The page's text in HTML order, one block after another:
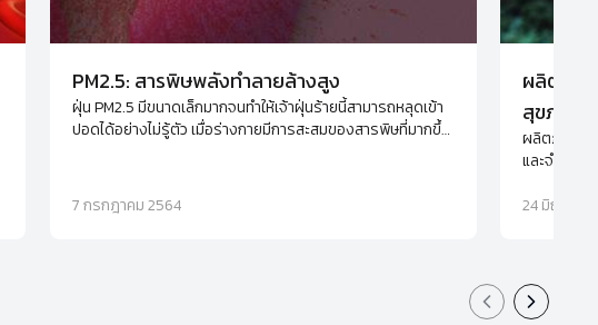
PM2.5: สารพิษพลังทำลายล้างสูง
ฝุ่น PM2.5 มีขนาดเล็กมากจนทำให้เจ้าฝุ่นร้ายนี้สามารถหลุดเข้า
ปอดได้อย่างไม่รู้ตัว เมื่อร่างกายมีการสะสมของสารพิษที่มากขึ้น
ปกติ เช่น เนื้องอก และมะเร็ง
7 กรกฎาคม 2564
ผลิตภัณฑ์
สุขภาพ
ผลิตภัณฑ์เส
และจำเป็น
24 มิถุนายน
Previous slide
Next